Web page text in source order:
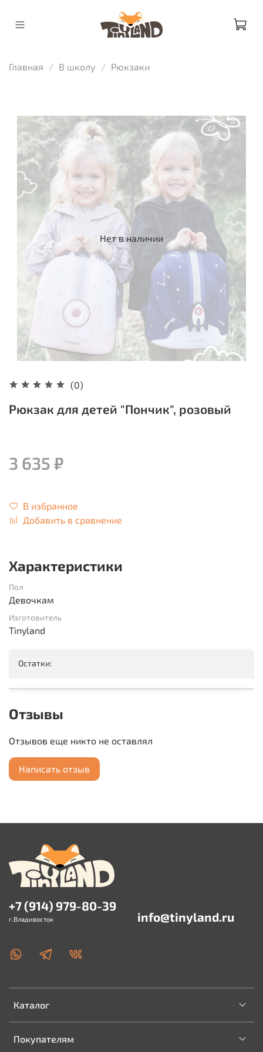
Главная В школу Рюкзаки
Нет в наличии
(0)
Рюкзак для детей "Пончик", розовый
3 635 ₽
В избранное
Добавить в сравнение
Характеристики
Пол
Девочкам
Изготовитель
Tinyland
Остатки:
Отзывы
Отзывов еще никто не оставлял
Написать отзыв
Каталог
Покупателям
+7 (914) 979-80-39
г.Владивосток info@tinyland.ru